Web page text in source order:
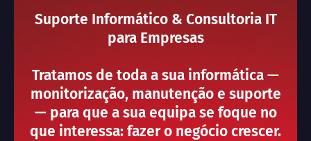
Suporte Informático & Consultoria IT
para Empresas
Tratamos de toda a sua informática —
monitorização, manutenção e suporte
— para que a sua equipa se foque no
que interessa: fazer o negócio crescer.